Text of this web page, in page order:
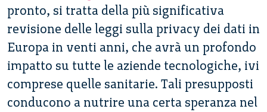
pronto, si tratta della più significativa
revisione delle leggi sulla privacy dei dati in
Europa in venti anni, che avrà un profondo
impatto su tutte le aziende tecnologiche, ivi
comprese quelle sanitarie. Tali presupposti
conducono a nutrire una certa speranza nel